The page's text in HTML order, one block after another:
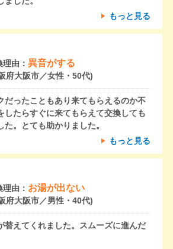
もっと見る
理由： 異音がする
府大阪市／女性・50代)
だったこともあり来てもらえるのか不
したらすぐに来てもらえて交換しても
た。とても助かりました。
もっと見る
理由： お湯が出ない
府大阪市／男性・40代)
替えてくれました。スムーズに進んだ